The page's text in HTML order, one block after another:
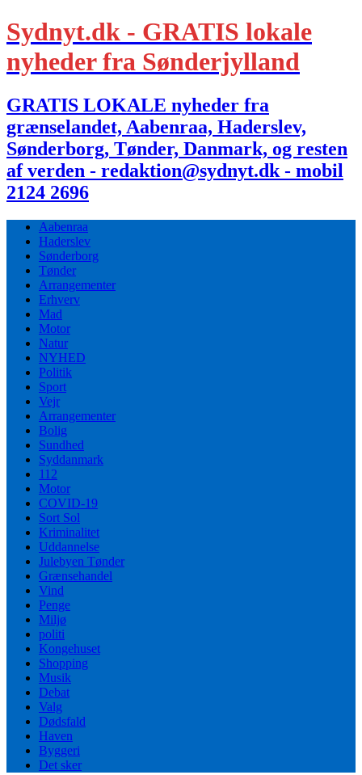
Sydnyt.dk - GRATIS lokale
nyheder fra Sønderjylland
GRATIS LOKALE nyheder fra
grænselandet, Aabenraa, Haderslev,
Sønderborg, Tønder, Danmark, og resten
af verden - redaktion@sydnyt.dk - mobil
2124 2696
Aabenraa
Haderslev
Sønderborg
Tønder
Arrangementer
Erhverv
Mad
Motor
Natur
NYHED
Politik
Sport
Vejr
Arrangementer
Bolig
Sundhed
Syddanmark
112
Motor
COVID-19
Sort Sol
Kriminalitet
Uddannelse
Julebyen Tønder
Grænsehandel
Vind
Penge
Miljø
politi
Kongehuset
Shopping
Musik
Debat
Valg
Dødsfald
Haven
Byggeri
Det sker